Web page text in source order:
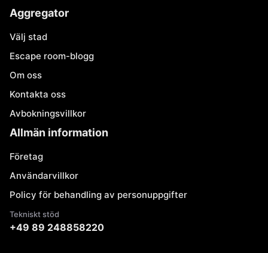
Aggregator
Välj stad
Escape room-blogg
Om oss
Kontakta oss
Avbokningsvillkor
Allmän information
Företag
Användarvillkor
Policy för behandling av personuppgifter
Tekniskt stöd
+49 89 248858220